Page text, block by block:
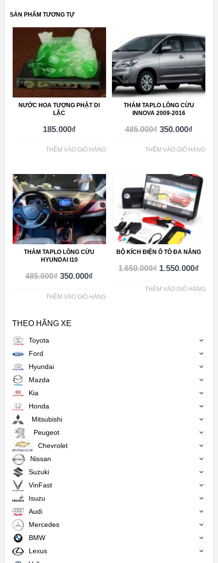
SẢN PHẨM TƯƠNG TỰ
NƯỚC HOA TƯỢNG PHẬT DI
LẶC
185.000₫
THÊM VÀO GIỎ HÀNG
THẢM TAPLO LÔNG CỪU
INNOVA 2009-2016
485.000₫ 350.000₫
THÊM VÀO GIỎ HÀNG
THẢM TAPLO LÔNG CỪU
HYUNDAI I10
485.000₫ 350.000₫
THÊM VÀO GIỎ HÀNG
BỘ KÍCH ĐIỆN Ô TÔ ĐA NĂNG
1.650.000₫ 1.550.000₫
THÊM VÀO GIỎ HÀNG
THEO HÃNG XE
Toyota
Ford
Hyundai
Mazda
Kia
Honda
Mitsubishi
Peugeot
Chevrolet
Nissan
Suzuki
VinFast
Isuzu
Audi
Mercedes
BMW
Lexus